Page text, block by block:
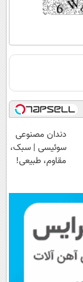
دندان مصنوعی
سوئیسی | سبک،
مقاوم، طبیعی!
اقساطی😍